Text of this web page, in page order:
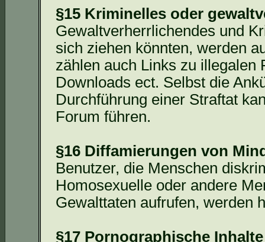
§15 Kriminelles oder
Gewaltverherrlichendes und
sich ziehen könnten, werden
zählen auch Links zu illegalen
Downloads ect. Selbst die
Durchführung einer Straftat
Forum führen.
§16 Diffamierungen von
Benutzer, die Menschen
Homosexuelle oder andere
Gewalttaten aufrufen, werden
§17 Pornographische Inhalte